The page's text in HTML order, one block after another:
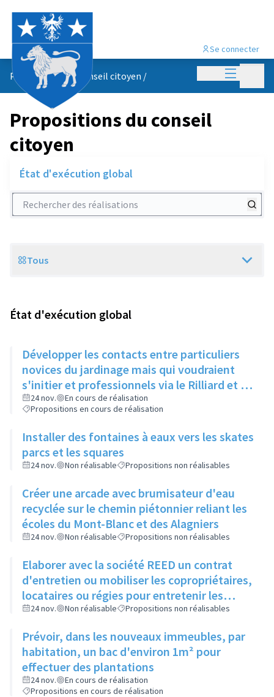
Menu
Se connecter
Propositions du conseil citoyen /
Propositions du conseil
citoyen
État d'exécution global
Rechercher des réalisations
Scope
Tous
État d'exécution global
Développer les contacts entre particuliers
novices du jardinage mais qui voudraient
s'initier et professionnels via le Rilliard et la
Maison de la Vie Locale
24 nov.
En cours de réalisation
Propositions en cours de réalisation
Installer des fontaines à eaux vers les skates
parcs et les squares
24 nov. Non réalisable Propositions non réalisables
Créer une arcade avec brumisateur d'eau
recyclée sur le chemin piétonnier reliant les
écoles du Mont-Blanc et des Alagniers
24 nov. Non réalisable Propositions non réalisables
Elaborer avec la société REED un contrat
d'entretien ou mobiliser les copropriétaires,
locataires ou régies pour entretenir les
espaces verts entre bâtiments
24 nov. Non réalisable Propositions non réalisables
Prévoir, dans les nouveaux immeubles, par
habitation, un bac d'environ 1m² pour
effectuer des plantations
24 nov.
En cours de réalisation
Propositions en cours de réalisation